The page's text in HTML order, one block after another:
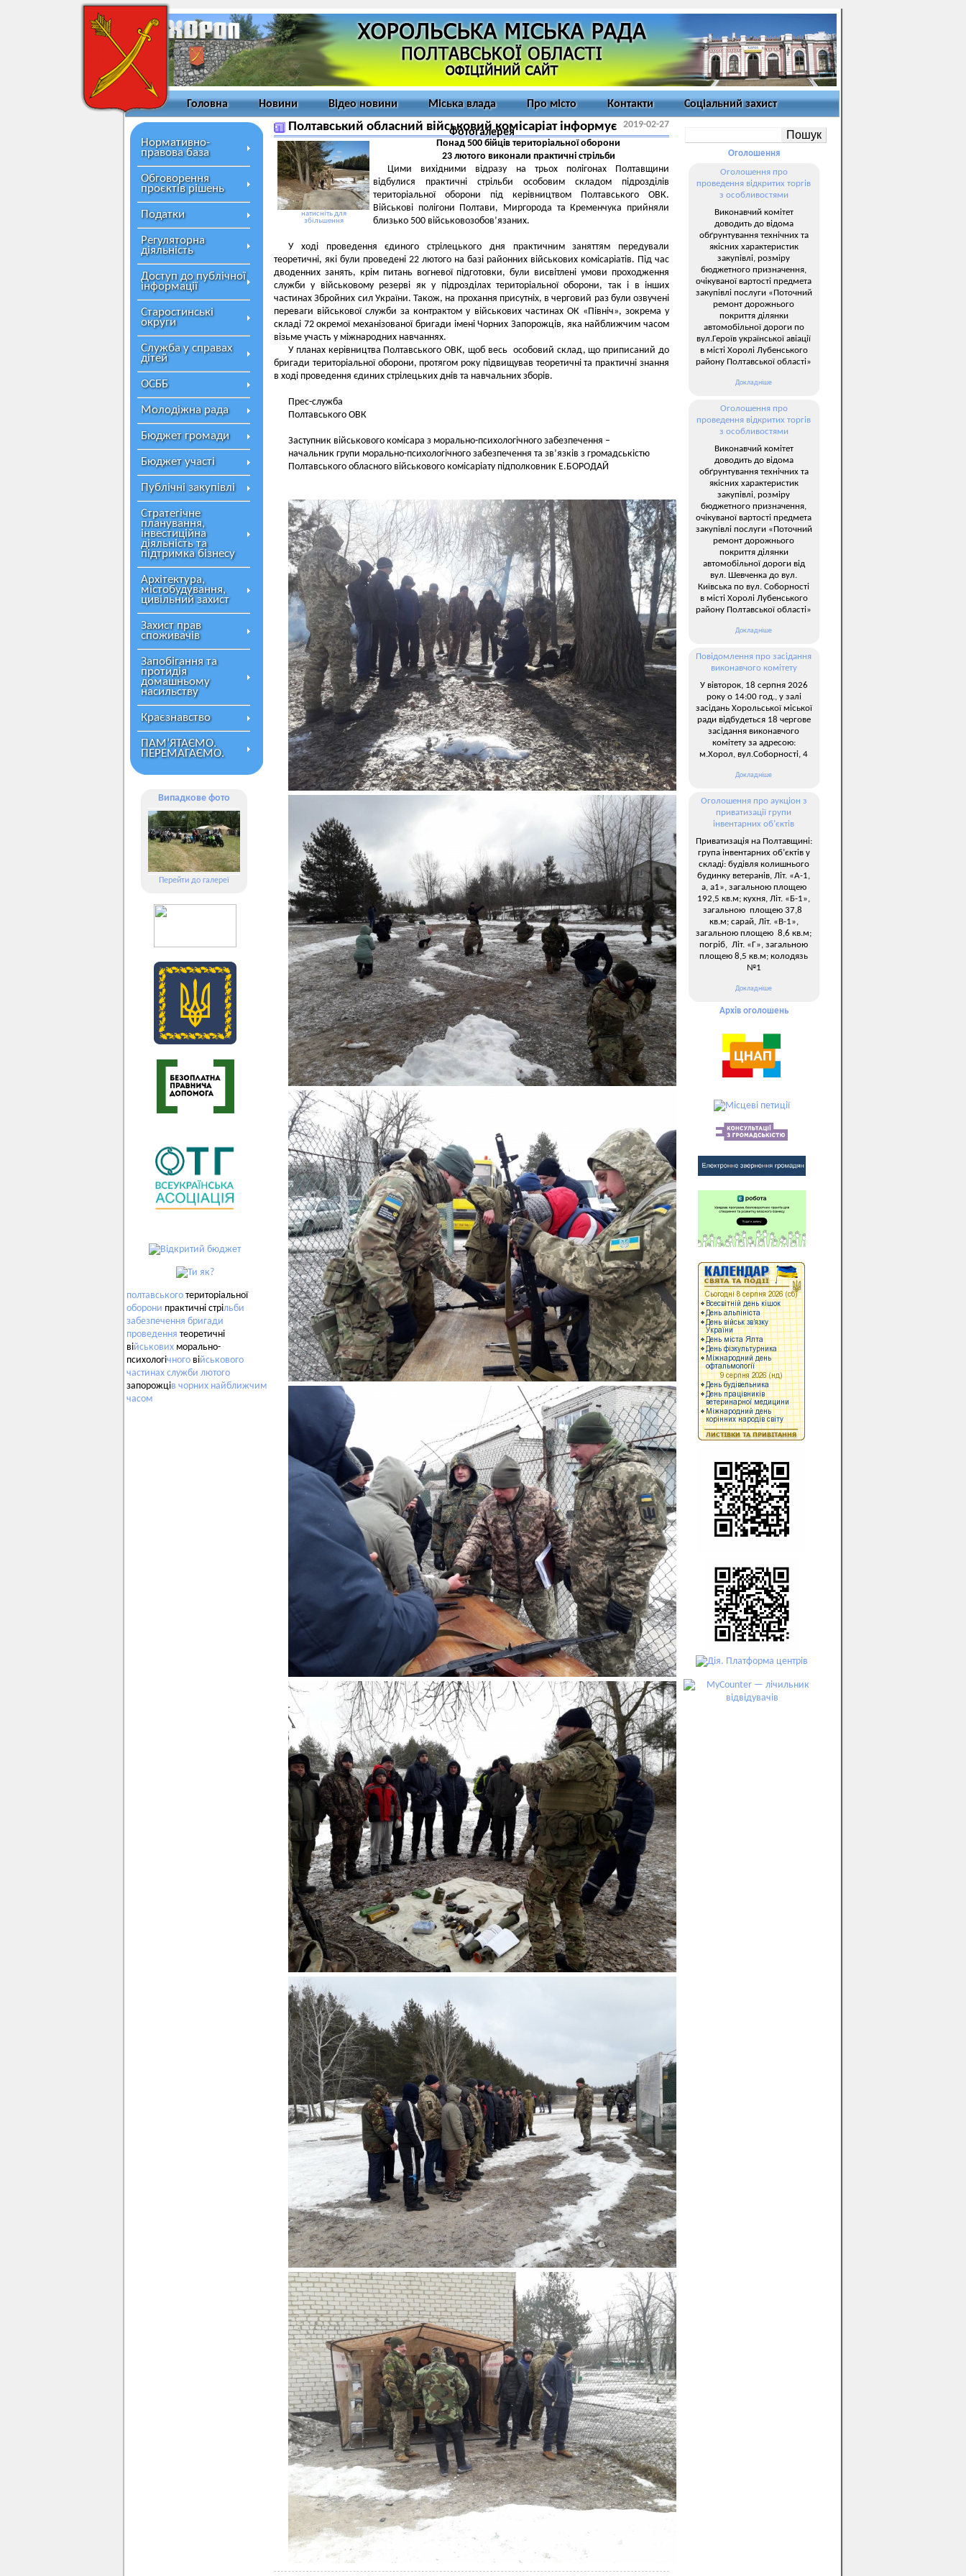
Головна Новини Відео новини Міська влада Про місто Контакти Соціальний захист
Фотогалерея
Нормативно-
правова база
Обговорення
проєктів рішень
Податки
Регуляторна
діяльність
Доступ до публічної
інформації
Старостинські
округи
Служба у справах
дітей
ОСББ
Молодіжна рада
Бюджет громади
Бюджет участі
Публічні закупівлі
Стратегічне
планування,
інвестиційна
діяльність та
підтримка бізнесу
Архітектура,
містобудування,
цивільний захист
Захист прав
споживачів
Запобігання та
протидія
домашньому
насильству
Краєзнавство
ПАМ’ЯТАЄМО.
ПЕРЕМАГАЄМО.
Випадкове фото
Перейти до галереї
полтавського територіальної
оборони практичні стрільби
забезпечення бригади
проведення теоретичні
військових морально-
психологічного військового
частинах служби лютого
запорожців чорних найближчим
часом
Полтавський обласний військовий комісаріат інформує 2019-02-27
натисніть для
збільшення
Понад 500 бійців територіальної оборони
23 лютого виконали практичні стрільби
Цими вихідними відразу на трьох полігонах Полтавщини
відбулися практичні стрільби особовим складом підрозділів
територіальної оборони під керівництвом Полтавського ОВК.
Військові полігони Полтави, Миргорода та Кременчука прийняли
близько 500 військовозобов’язаних.
У ході проведення єдиного стрілецького дня практичним заняттям передували
теоретичні, які були проведені 22 лютого на базі районних військових комісаріатів. Під час
дводенних занять, крім питань вогневої підготовки, були висвітлені умови проходження
служби у військовому резерві як у підрозділах територіальної оборони, так і в інших
частинах Збройних сил України. Також, на прохання присутніх, в черговий раз були озвучені
переваги військової служби за контрактом у військових частинах ОК «Північ», зокрема у
складі 72 окремої механізованої бригади імені Чорних Запорожців, яка найближчим часом
візьме участь у міжнародних навчаннях.
У планах керівництва Полтавського ОВК, щоб весь особовий склад, що приписаний до
бригади територіальної оборони, протягом року підвищував теоретичні та практичні знання
в ході проведення єдиних стрілецьких днів та навчальних зборів.
Прес-служба
Полтавського ОВК
Заступник військового комісара з морально-психологічного забезпечення –
начальник групи морально-психологічного забезпечення та зв’язків з громадськістю
Полтавського обласного військового комісаріату підполковник Е.БОРОДАЙ
Оголошення
Оголошення про
проведення відкритих торгів
з особливостями
Виконавчий комітет
доводить до відома
обґрунтування технічних та
якісних характеристик
закупівлі, розміру
бюджетного призначення,
очікуваної вартості предмета
закупівлі послуги «Поточний
ремонт дорожнього
покриття ділянки
автомобільної дороги по
вул.Героїв української авіації
в місті Хоролі Лубенського
району Полтавської області»
Докладніше
Оголошення про
проведення відкритих торгів
з особливостями
Виконавчий комітет
доводить до відома
обґрунтування технічних та
якісних характеристик
закупівлі, розміру
бюджетного призначення,
очікуваної вартості предмета
закупівлі послуги «Поточний
ремонт дорожнього
покриття ділянки
автомобільної дороги від
вул. Шевченка до вул.
Київська по вул. Соборності
в місті Хоролі Лубенського
району Полтавської області»
Докладніше
Повідомлення про засідання
виконавчого комітету
У вівторок, 18 серпня 2026
року о 14:00 год., у залі
засідань Хорольської міської
ради відбудеться 18 чергове
засідання виконавчого
комітету за адресою:
м.Хорол, вул.Соборності, 4
Докладніше
Оголошення про аукціон з
приватизації групи
інвентарних об’єктів
Приватизація на Полтавщині:
група інвентарних об’єктів у
складі: будівля колишнього
будинку ветеранів, Літ. «А-1,
а, а1», загальною площею
192,5 кв.м; кухня, Літ. «Б-1»,
загальною площею 37,8
кв.м; сарай, Літ. «В-1»,
загальною площею 8,6 кв.м;
погріб, Літ. «Г», загальною
площею 8,5 кв.м; колодязь
№1
Докладніше
Архів оголошень